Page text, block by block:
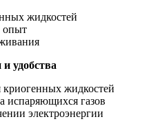
жидкостей
опыт
удобства
криогенных жидкостей
испаряющихся газов
электроэнергии